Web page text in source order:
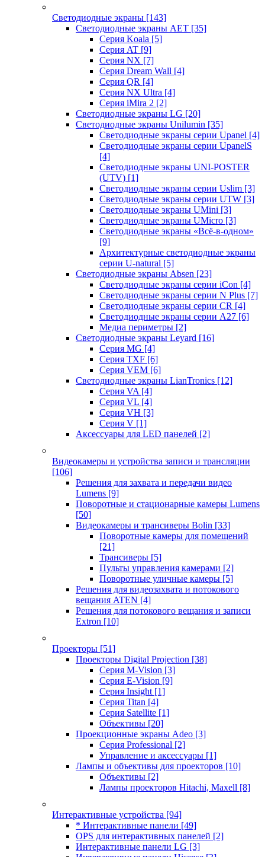
Светодиодные экраны [143]
Светодиодные экраны AET [35]
Cерия Koala [5]
Серия AT [9]
Серия NX [7]
Серия Dream Wall [4]
Серия QR [4]
Серия NX Ultra [4]
Серия iMira 2 [2]
Светодиодные экраны LG [20]
Светодиодные экраны Unilumin [35]
Светодиодные экраны серии Upanel [4]
Светодиодные экраны серии UpanelS
[4]
Светодиодные экраны UNI-POSTER
(UTV) [1]
Светодиодные экраны серии Uslim [3]
Светодиодные экраны серии UTW [3]
Светодиодные экраны UMini [3]
Светодиодные экраны UMicro [3]
Светодиодные экраны «Всё-в-одном»
[9]
Архитектурные светодиодные экраны
серии U-natural [5]
Светодиодные экраны Absen [23]
Светодиодные экраны серии iCon [4]
Светодиодные экраны серии N Plus [7]
Светодиодные экраны серии CR [4]
Светодиодные экраны серии А27 [6]
Медиа периметры [2]
Светодиодные экраны Leyard [16]
Серия MG [4]
Серия TXF [6]
Серия VEM [6]
Светодиодные экраны LianTronics [12]
Серия VA [4]
Серия VL [4]
Серия VH [3]
Серия V [1]
Аксессуары для LED панелей [2]
Видеокамеры и устройства записи и трансляции
[106]
Решения для захвата и передачи видео
Lumens [9]
Поворотные и стационарные камеры Lumens
[50]
Видеокамеры и трансиверы Bolin [33]
Поворотные камеры для помещений
[21]
Трансиверы [5]
Пульты управления камерами [2]
Поворотные уличные камеры [5]
Решения для видеозахвата и потокового
вещания ATEN [4]
Решения для потокового вещания и записи
Extron [10]
Проекторы [51]
Проекторы Digital Projection [38]
Серия M-Vision [3]
Серия E-Vision [9]
Серия Insight [1]
Серия Titan [4]
Серия Satellite [1]
Объективы [20]
Проекционные экраны Adeo [3]
Серия Professional [2]
Управление и аксессуары [1]
Лампы и объективы для проекторов [10]
Объективы [2]
Лампы проекторов Hitachi, Maxell [8]
Интерактивные устройства [94]
* Интерактивные панели [49]
OPS для интерактивных панелей [2]
Интерактивные панели LG [3]